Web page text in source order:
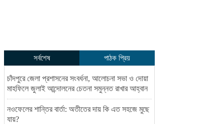
সর্বশেষ পাঠক প্রিয়
চাঁদপুরে জেলা প্রশাসনের সংবর্ধনা, আলোচনা সভা ও দোয়া
মাহফিলে জুলাই আন্দোলনের চেতনা সমুন্নত রাখার আহ্বান
নওফেলের শান্তির বার্তা: অতীতের দায় কি এত সহজে মুছে
যায়?